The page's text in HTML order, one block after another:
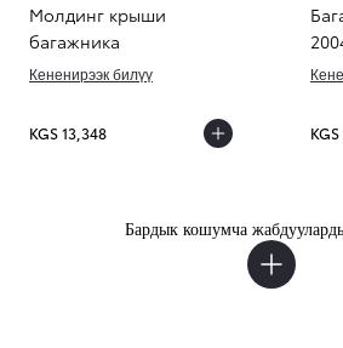
Молдинг крыши
багажника
Кененирээк билүү
KGS 13,348
Бардык кошумча